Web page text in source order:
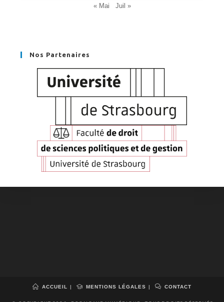
« Mai Juil »
Nos Partenaires
ACCUEIL MENTIONS LÉGALES CONTACT